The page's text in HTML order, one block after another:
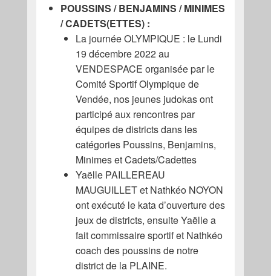
POUSSINS / BENJAMINS / MINIMES
/ CADETS(ETTES) :
La journée OLYMPIQUE : le Lundi
19 décembre 2022 au
VENDESPACE organisée par le
Comité Sportif Olympique de
Vendée, nos jeunes judokas ont
participé aux rencontres par
équipes de districts dans les
catégories Poussins, Benjamins,
Minimes et Cadets/Cadettes
Yaëlle PAILLEREAU
MAUGUILLET et Nathkéo NOYON
ont exécuté le kata d’ouverture des
jeux de districts, ensuite Yaëlle a
fait commissaire sportif et Nathkéo
coach des poussins de notre
district de la PLAINE.